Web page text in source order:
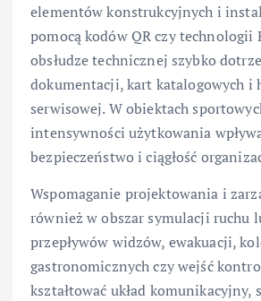
elementów konstrukcyjnych i
pomocą kodów QR czy technologii
obsłudze technicznej szybko
dokumentacji, kart katalogowych i
serwisowej. W obiektach
intensywności użytkowania
bezpieczeństwo i ciągłość
Wspomaganie projektowania i
również w obszar symulacji ruchu
przepływów widzów, ewakuacji,
gastronomicznych czy wejść
kształtować układ komunikacyjny,